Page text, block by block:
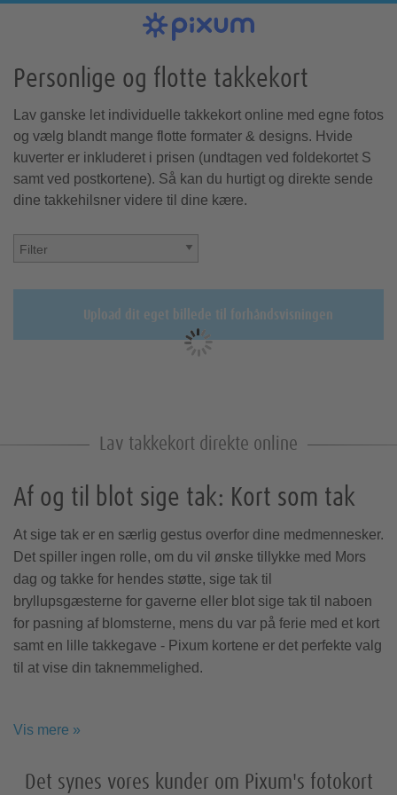
Pixum fotobog
Gå til oversigten over
Pixums fotobøger
Alle Pixum
fotobøger
Tværformat
Pixum App
Papirtyper
Omslag & indbinding
Fotofremkaldelse
Gå til oversigten over
fotofremkaldelser
Fremkald billeder Foto i ramme
Retro-prints Square-prints
Pasfotos
Fotoklistermærker
Størrelser & formater
Vægbilleder
Gå til oversigten over
vægbillederne
Alle vægbilleder Foto på lærred
Billeder med
ramme
Foto bag akrylglas
Foto på
Galleritryk
Fotogaver
Gå til oversigten over
fotogaverne
Alle fotogaver Fotokrus m.m.
Sjov & leg Foto på tekstil
Skole & kontor Fotogaveæsker
Mobilcovers
Gå til oversigten over alle
mobilcovers
Alle covers iPhone covers
Nokia covers Xiaomi covers
Sony covers
Gå til oversigten over
fotokortene
Alle fotokort Postkort
Bryllupskort
Fotokalendere
Gå til oversigten over
fotokalenderne
Alle
kalenderformater
Vægkalender
Fotokalender A4
Fotokalender A3
Fotokalender A2
Tips til din fotokalender
Inspiration
Gå til oversigten over div.
inspiration
Nye produkter Konfirmation
Personlige og flotte takkekort
Lav ganske let individuelle takkekort online med egne fotos
og vælg blandt mange flotte formater & designs. Hvide
kuverter er inkluderet i prisen (undtagen ved foldekortet S
samt ved postkortene). Så kan du hurtigt og direkte sende
dine takkehilsner videre til dine kære.
Filter
Upload dit eget billede til forhåndsvisningen
Lav takkekort direkte online
Af og til blot sige tak: Kort som tak
At sige tak er en særlig gestus overfor dine medmennesker.
Det spiller ingen rolle, om du vil ønske tillykke med Mors
dag og takke for hendes støtte, sige tak til
bryllupsgæsterne for gaverne eller blot sige tak til naboen
for pasning af blomsterne, mens du var på ferie med et kort
samt en lille takkegave - Pixum kortene er det perfekte valg
til at vise din taknemmelighed.
Vis mere »
Det synes vores kunder om Pixum's fotokort